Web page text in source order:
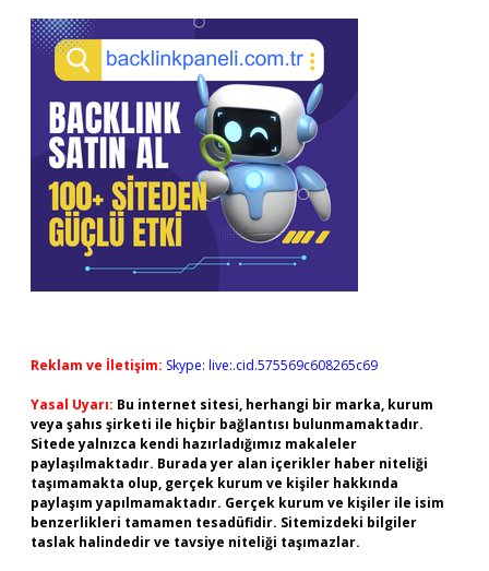
Reklam ve İletişim: Skype: live:.cid.575569c608265c69
Yasal Uyarı: Bu internet sitesi, herhangi bir marka, kurum
veya şahıs şirketi ile hiçbir bağlantısı bulunmamaktadır.
Sitede yalnızca kendi hazırladığımız makaleler
paylaşılmaktadır. Burada yer alan içerikler haber niteliği
taşımamakta olup, gerçek kurum ve kişiler hakkında
paylaşım yapılmamaktadır. Gerçek kurum ve kişiler ile isim
benzerlikleri tamamen tesadüfidir. Sitemizdeki bilgiler
taslak halindedir ve tavsiye niteliği taşımazlar.